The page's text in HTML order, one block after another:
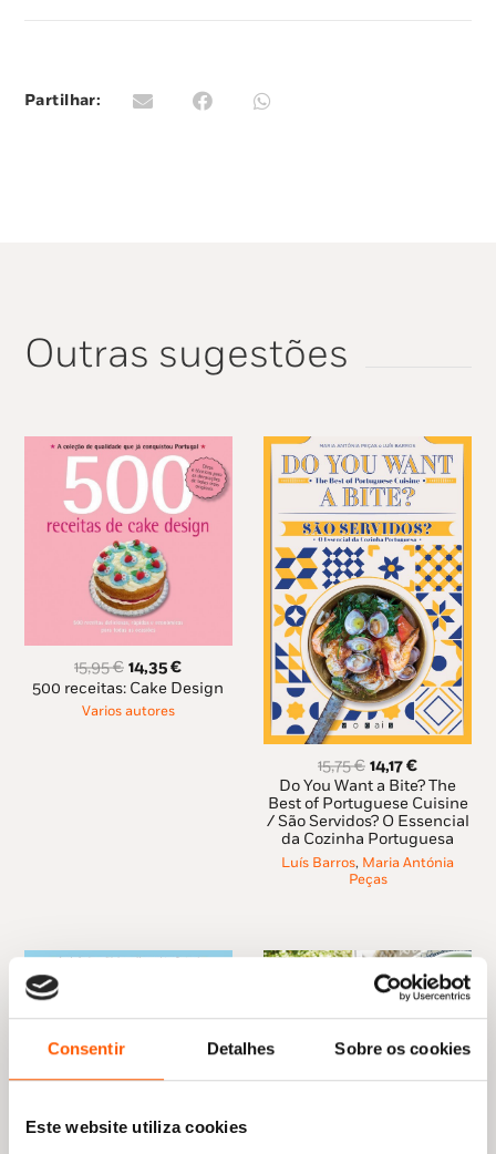
Consentir Detalhes Sobre os cookies
Este website utiliza cookies
Partilhar:
Outras sugestões
15,95€ O
preço
original
14,35€O
preço
500 receitas: Cake Design
Varios autores
15,75€ O
preço
original
era:
15,75 €.
14,17€O
preço
atual
é:
14,17 €.
Do You Want a Bite? The
Best of Portuguese Cuisine
/ São Servidos? O Essencial
da Cozinha Portuguesa
Luís Barros, Maria Antónia
Peças